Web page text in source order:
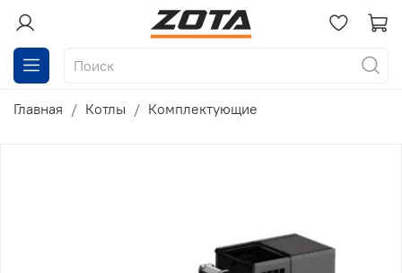
Главная Котлы Комплектующие